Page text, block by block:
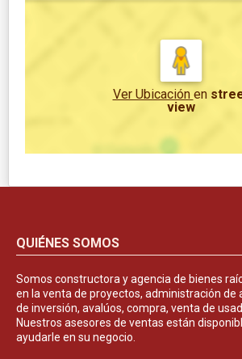
Ver Ubicación en
view
QUIÉNES SOMOS
Somos constructora y agencia de bienes
en la venta de proyectos, administración de
de inversión, avalúos, compra, venta de
Nuestros asesores de ventas están
ayudarle en su negocio.